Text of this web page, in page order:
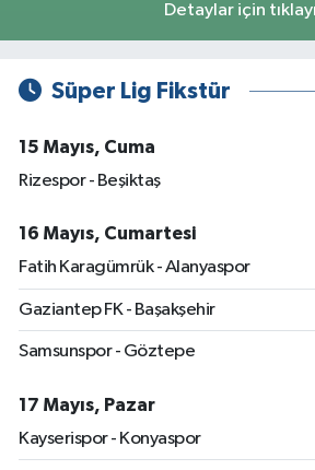
Detaylar için
Süper Lig Fikstür
15 Mayıs, Cuma
Rizespor - Beşiktaş
16 Mayıs, Cumartesi
Fatih Karagümrük - Alanyaspor
Gaziantep FK - Başakşehir
Samsunspor - Göztepe
17 Mayıs, Pazar
Kayserispor - Konyaspor